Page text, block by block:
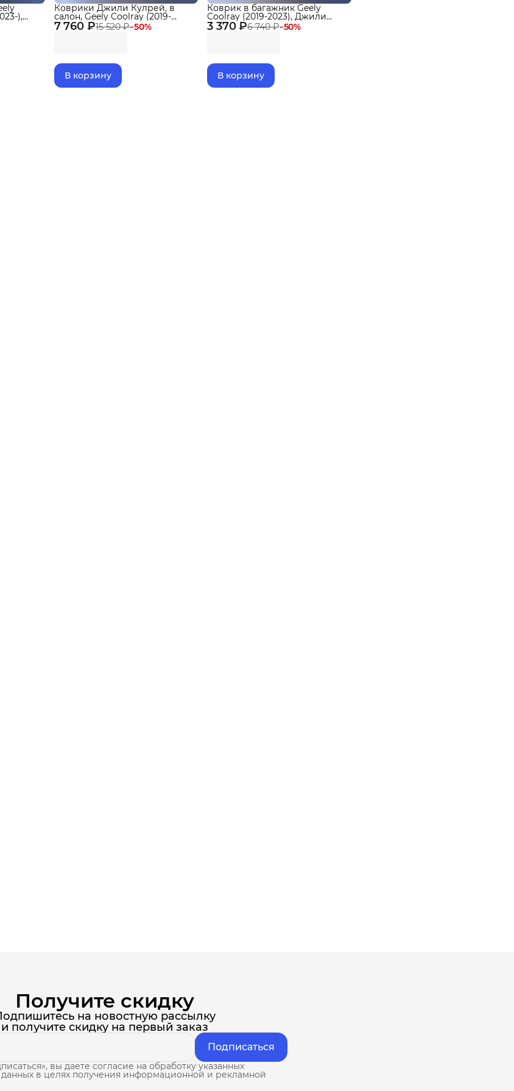
),
7 760 ₽15 520 ₽−50%
Коврики Джили Кулрей, в
салон, Geely Coolray (2019-
2025), коврики Belgee X50 с
бортиками, эва, eva
В корзину
3 370 ₽6 740 ₽−50%
Коврик в багажник Geely
Coolray (2019-2023), Джили
Кулрей
В корзину
Получите скидку
на новостную рассылку
и получите скидку на первый заказ
Подписаться
вы даете согласие на обработку указанных
в целях получения информационной и рекламной